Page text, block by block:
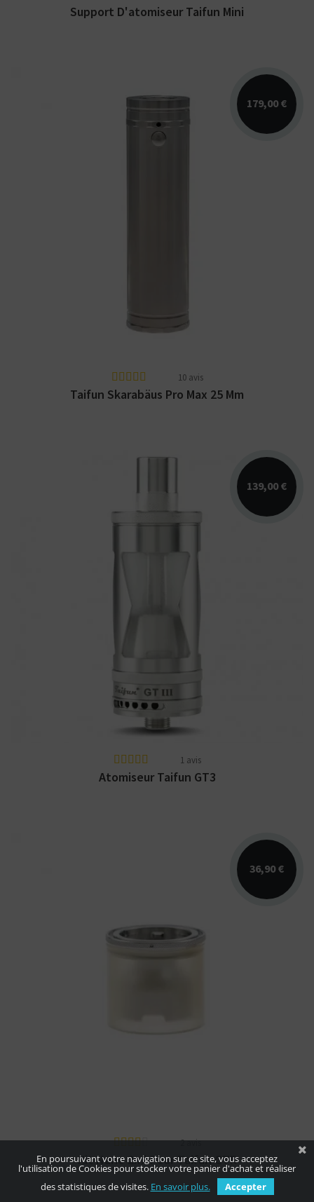
Support D'atomiseur Taifun Mini
179,00 €
10 avis
Taifun Skarabäus Pro Max 25 Mm
139,00 €
Atomiseur Taifun GT3 - Réédition - 23mm -
5ml. Fabriqué en Allemagne par Taifun.
1 avis
Atomiseur Taifun GT3
36,90 €
2 avis
Kit Nano 2ml Pour Taifun GTR
En poursuivant votre navigation sur ce site, vous acceptez
l'utilisation de Cookies pour stocker votre panier d'achat et réaliser
des statistiques de visites. En savoir plus. Accepter